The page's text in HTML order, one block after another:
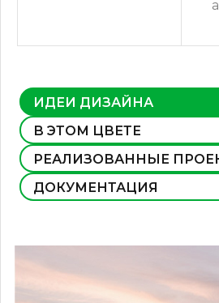
ИДЕИ ДИЗАЙНА
В ЭТОМ ЦВЕТЕ
РЕАЛИЗОВАННЫЕ
ДОКУМЕНТАЦИЯ